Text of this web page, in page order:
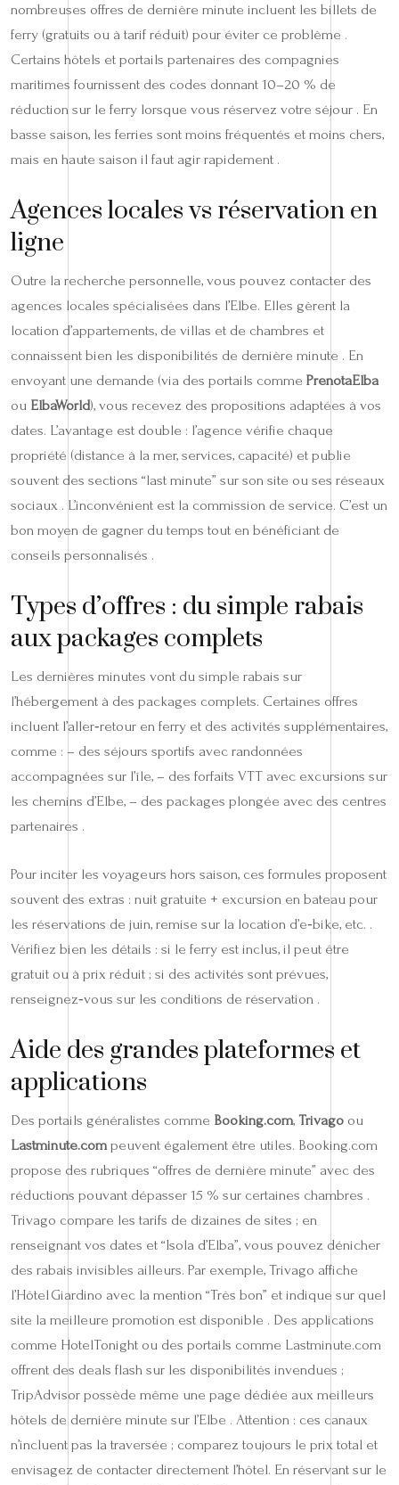
nombreuses offres de dernière minute incluent les billets de
ferry (gratuits ou à tarif réduit) pour éviter ce problème .
Certains hôtels et portails partenaires des compagnies
maritimes fournissent des codes donnant 10–20 % de
réduction sur le ferry lorsque vous réservez votre séjour . En
basse saison, les ferries sont moins fréquentés et moins chers,
mais en haute saison il faut agir rapidement .
Agences locales vs réservation en
ligne
Outre la recherche personnelle, vous pouvez contacter des
agences locales spécialisées dans l’Elbe. Elles gèrent la
location d’appartements, de villas et de chambres et
connaissent bien les disponibilités de dernière minute . En
envoyant une demande (via des portails comme PrenotaElba
ou ElbaWorld), vous recevez des propositions adaptées à vos
dates. L’avantage est double : l’agence vérifie chaque
propriété (distance à la mer, services, capacité) et publie
souvent des sections “last minute” sur son site ou ses réseaux
sociaux . L’inconvénient est la commission de service. C’est un
bon moyen de gagner du temps tout en bénéficiant de
conseils personnalisés .
Types d’offres : du simple rabais
aux packages complets
Les dernières minutes vont du simple rabais sur
l’hébergement à des packages complets. Certaines offres
incluent l’aller‑retour en ferry et des activités supplémentaires,
comme : – des séjours sportifs avec randonnées
accompagnées sur l’île, – des forfaits VTT avec excursions sur
les chemins d’Elbe, – des packages plongée avec des centres
partenaires .
Pour inciter les voyageurs hors saison, ces formules proposent
souvent des extras : nuit gratuite + excursion en bateau pour
les réservations de juin, remise sur la location d’e‑bike, etc. .
Vérifiez bien les détails : si le ferry est inclus, il peut être
gratuit ou à prix réduit ; si des activités sont prévues,
renseignez‑vous sur les conditions de réservation .
Aide des grandes plateformes et
applications
Des portails généralistes comme Booking.com, Trivago ou
Lastminute.com peuvent également être utiles. Booking.com
propose des rubriques “offres de dernière minute” avec des
réductions pouvant dépasser 15 % sur certaines chambres .
Trivago compare les tarifs de dizaines de sites ; en
renseignant vos dates et “Isola d’Elba”, vous pouvez dénicher
des rabais invisibles ailleurs. Par exemple, Trivago affiche
l’Hôtel Giardino avec la mention “Très bon” et indique sur quel
site la meilleure promotion est disponible . Des applications
comme HotelTonight ou des portails comme Lastminute.com
offrent des deals flash sur les disponibilités invendues ;
TripAdvisor possède même une page dédiée aux meilleurs
hôtels de dernière minute sur l’Elbe . Attention : ces canaux
n’incluent pas la traversée ; comparez toujours le prix total et
envisagez de contacter directement l’hôtel. En réservant sur le